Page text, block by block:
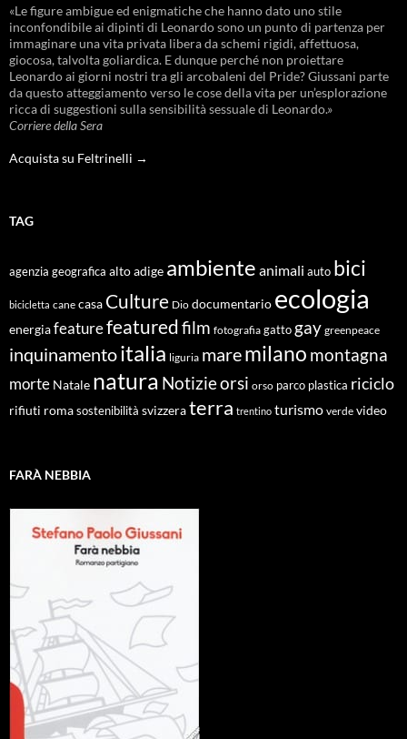
«Le figure ambigue ed enigmatiche che hanno dato uno stile
inconfondibile ai dipinti di Leonardo sono un punto di partenza per
immaginare una vita privata libera da schemi rigidi, affettuosa,
giocosa, talvolta goliardica. E dunque perché non proiettare
Leonardo ai giorni nostri tra gli arcobaleni del Pride? Giussani parte
da questo atteggiamento verso le cose della vita per un’esplorazione
ricca di suggestioni sulla sensibilità sessuale di Leonardo.»
Corriere della Sera
Acquista su Feltrinelli →
TAG
agenzia geografica alto adige ambiente animali auto bici
bicicletta cane casa Culture Dio documentario ecologia
energiafeaturefeaturedfilm fotografia gatto gay greenpeace
inquinamentoitalia liguria maremilano montagna
morte Natale natura Notizieorsi orso parco plastica riciclo
rifiuti roma sostenibilità svizzeraterra trentino turismo verde video
FARÀ NEBBIA